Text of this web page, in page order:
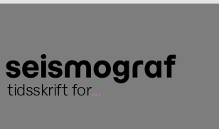
tidsskrift for...